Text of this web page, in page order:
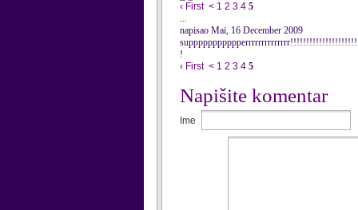
‹ First < 1 2 3 4 5
...
napisao Mai, 16 December 2009
!
‹ First < 1 2 3 4 5
Napišite komentar
Ime